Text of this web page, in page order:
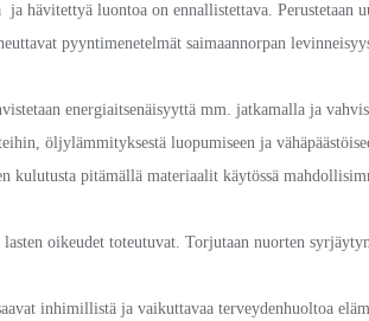
hävitettyä luontoa on ennallistettava. Perustetaan
pyyntimenetelmät saimaannorpan
energiaitsenäisyyttä mm. jatkamalla ja
öljylämmityksestä luopumiseen ja
pitämällä materiaalit käytössä
oikeudet toteutuvat. Torjutaan nuorten
inhimillistä ja vaikuttavaa terveydenhuoltoa